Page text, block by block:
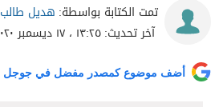
تمت الكتابة بواسطة: هديل طالب
آخر تحديث:١٣:٢٥ ، ١٧ ديسمبر ٢٠٢٠
أضف موضوع كمصدر مفضل في جوجل